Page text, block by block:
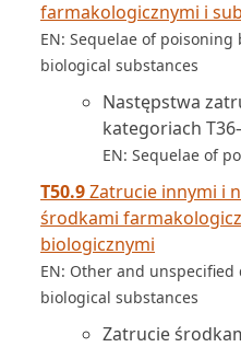
farmakologicznymi i
EN: Sequelae of
biological substances
Następstwa
kategoriach
EN: Sequelae of
T50.9Zatrucie innymi i
środkami
biologicznymi
EN: Other and
biological substances
Zatrucie